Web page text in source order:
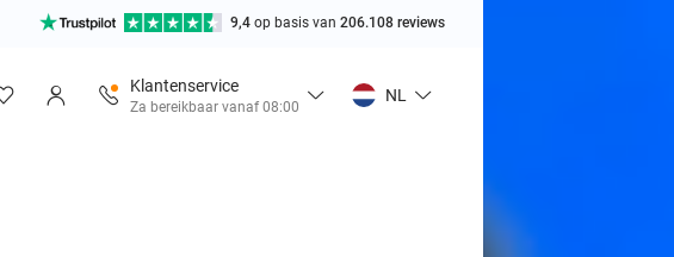
9,4 op basis van 206.108 reviews
Klantenservice
Za bereikbaar vanaf 08:00
NL